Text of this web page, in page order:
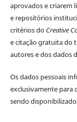
aprovados e criarem
e repositórios
critérios do Creative
e citação gratuita do
autores e dos dados
Os dados pessoais
exclusivamente para
sendo